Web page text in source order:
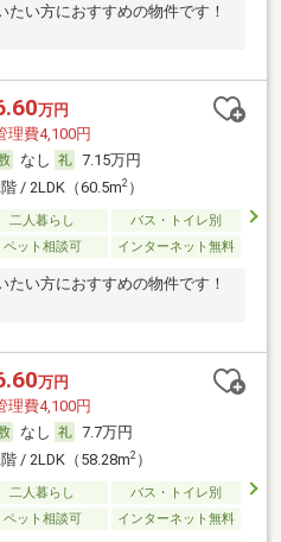
たい方におすすめの物件です！
万円
理費4,100円
なし
7.15万円
/ 2LDK（60.5m2）
二人暮らし
バス・トイレ別
ペット相談可 インターネット無料
たい方におすすめの物件です！
万円
理費4,100円
なし
7.7万円
/ 2LDK（58.28m2）
二人暮らし
バス・トイレ別
ペット相談可 インターネット無料